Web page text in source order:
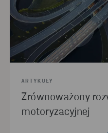
ARTYKUŁY
Zrównoważony
motoryzacyjnej